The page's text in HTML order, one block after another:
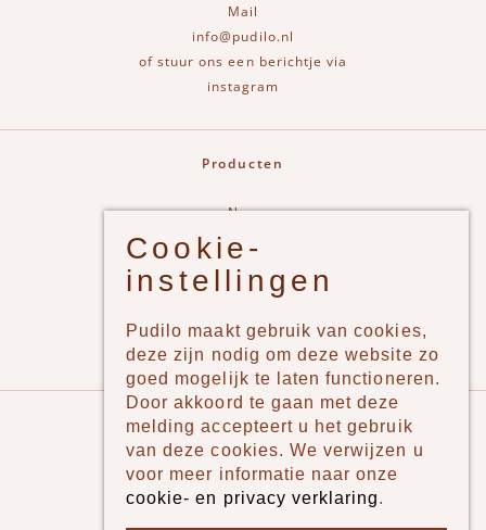
Mail
info@pudilo.nl
of stuur ons een berichtje via
instagram
Producten
New
Jongens
Meisjes
Merken
Pudilo
Over ons
Algemene voorwaarden
Cookie-
instellingen
Pudilo maakt gebruik van cookies,
deze zijn nodig om deze website zo
goed mogelijk te laten functioneren.
Door akkoord te gaan met deze
melding accepteert u het gebruik
van deze cookies. We verwijzen u
voor meer informatie naar onze
cookie- en privacy verklaring.